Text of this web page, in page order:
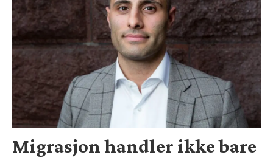
Migrasjon handler ikke bare